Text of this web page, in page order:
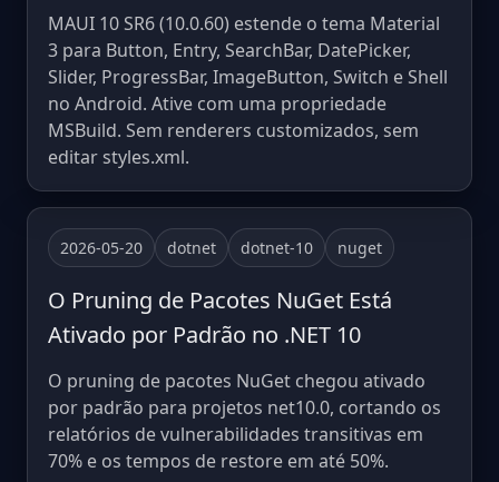
MAUI 10 SR6 (10.0.60) estende o tema Material
3 para Button, Entry, SearchBar, DatePicker,
Slider, ProgressBar, ImageButton, Switch e Shell
no Android. Ative com uma propriedade
MSBuild. Sem renderers customizados, sem
editar styles.xml.
2026-05-20 dotnet dotnet-10 nuget
O Pruning de Pacotes NuGet Está
Ativado por Padrão no .NET 10
O pruning de pacotes NuGet chegou ativado
por padrão para projetos net10.0, cortando os
relatórios de vulnerabilidades transitivas em
70% e os tempos de restore em até 50%.